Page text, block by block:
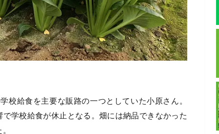
校給食を主要な販路の一つとしていた小原さん。
学校給食が休止となる。畑には納品できなかった